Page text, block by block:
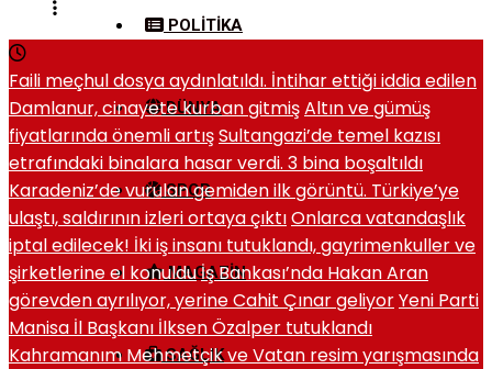
POLITIKA
DÜNYA
SPOR
MAGAZIN
SAĞLIK
Faili meçhul dosya aydınlatıldı. İntihar ettiği iddia edilen
Damlanur, cinayete kurban gitmişAltın ve gümüş
fiyatlarında önemli artışSultangazi’de temel kazısı
etrafındaki binalara hasar verdi. 3 bina boşaltıldı
Karadeniz’de vurulan gemiden ilk görüntü. Türkiye’ye
ulaştı, saldırının izleri ortaya çıktıOnlarca vatandaşlık
iptal edilecek! İki iş insanı tutuklandı, gayrimenkuller ve
şirketlerine el konulduİş Bankası’nda Hakan Aran
görevden ayrılıyor, yerine Cahit Çınar geliyorYeni Parti
Manisa İl Başkanı İlksen Özalper tutuklandı
Kahramanım Mehmetçik ve Vatan resim yarışmasında